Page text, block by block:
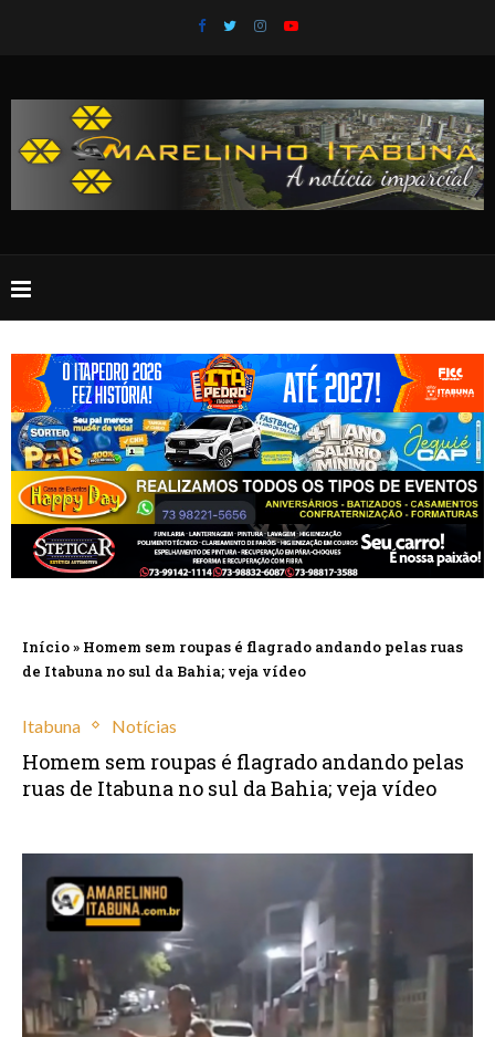
Início» Homem sem roupas é flagrado andando pelas ruas
de Itabuna no sul da Bahia; veja vídeo
Itabuna Notícias
Homem sem roupas é flagrado andando pelas
ruas de Itabuna no sul da Bahia; veja vídeo